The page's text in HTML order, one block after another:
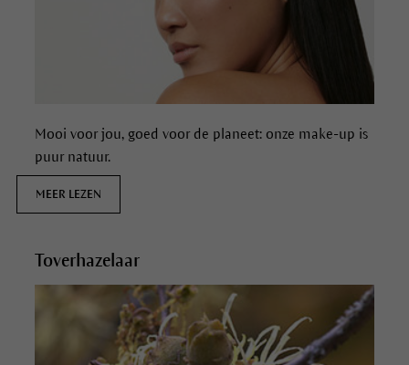
Mooi voor jou, goed voor de planeet: onze make-up is
puur natuur.
MEER LEZEN
Toverhazelaar